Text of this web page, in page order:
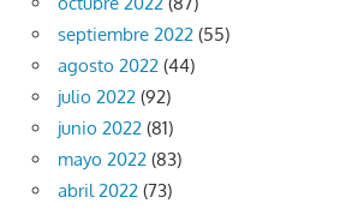
septiembre 2022 (55)
agosto 2022 (44)
julio 2022 (92)
junio 2022 (81)
mayo 2022 (83)
abril 2022 (73)